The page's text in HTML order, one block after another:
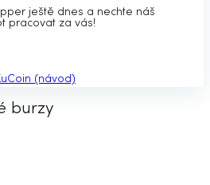
ještě dnes a nechte náš
pracovat za vás!
(návod)
burzy